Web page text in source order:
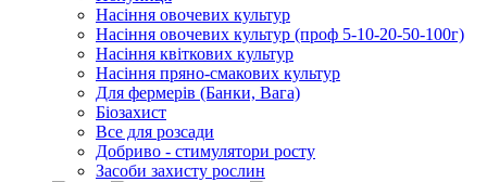
Насіння овочевих культур
Насіння овочевих культур (проф 5-10-20-50-100г)
Насіння квіткових культур
Насіння пряно-смакових культур
Для фермерів (Банки, Вага)
Біозахист
Все для розсади
Добриво - стимулятори росту
Засоби захисту рослин